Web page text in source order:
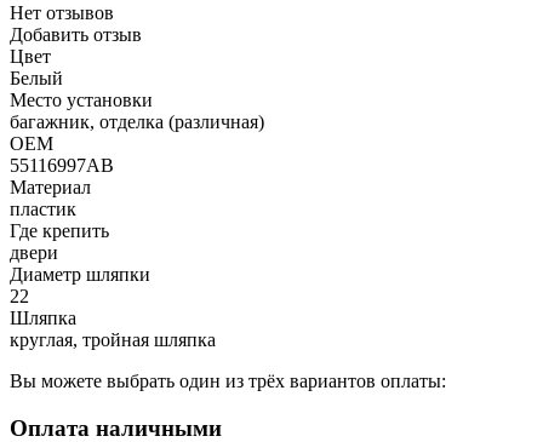
Нет отзывов
Добавить отзыв
Цвет
Белый
Место установки
багажник, отделка (различная)
OEM
55116997AB
Материал
пластик
Где крепить
двери
Диаметр шляпки
22
Шляпка
круглая, тройная шляпка
Вы можете выбрать один из трёх вариантов оплаты:
Оплата наличными